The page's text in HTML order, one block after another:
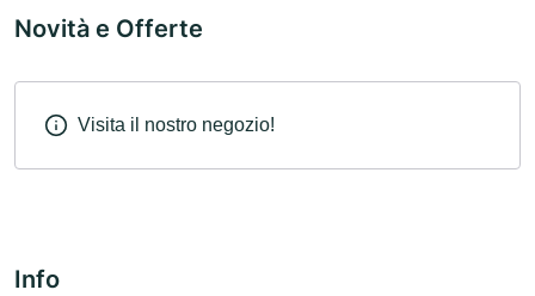
Novità e Offerte
Visita il nostro negozio!
Info